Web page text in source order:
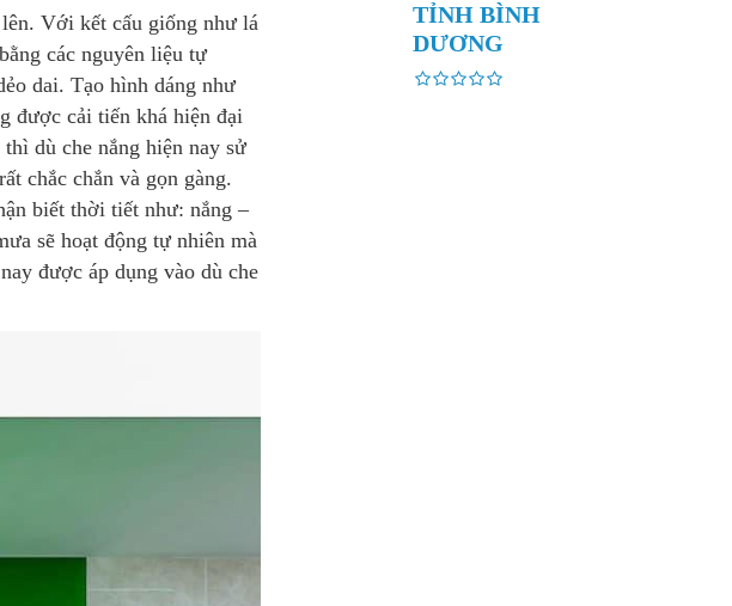
Với kết cấu giống như lá
các nguyên liệu tự
dai. Tạo hình dáng như
được cải tiến khá hiện đại
dù che nắng hiện nay sử
chắc chắn và gọn gàng.
biết thời tiết như: nắng –
sẽ hoạt động tự nhiên mà
được áp dụng vào dù che
TỈNH BÌNH
DƯƠNG